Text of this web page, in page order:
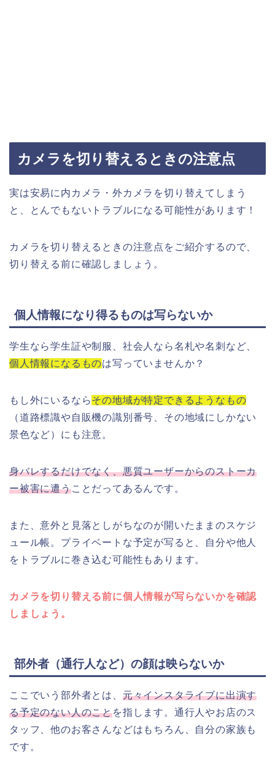
カメラを切り替えるときの注意点
実は安易に内カメラ・外カメラを切り替えてしまう
と、とんでもないトラブルになる可能性があります！
カメラを切り替えるときの注意点をご紹介するので、
切り替える前に確認しましょう。
個人情報になり得るものは写らないか
学生なら学生証や制服、社会人なら名札や名刺など、
個人情報になるものは写っていませんか？
もし外にいるならその地域が特定できるようなもの
（道路標識や自販機の識別番号、その地域にしかない
景色など）にも注意。
身バレするだけでなく、悪質ユーザーからのストーカ
ー被害に遭うことだってあるんです。
また、意外と見落としがちなのが開いたままのスケジ
ュール帳。プライベートな予定が写ると、自分や他人
をトラブルに巻き込む可能性もあります。
カメラを切り替える前に個人情報が写らないかを確認
しましょう。
部外者（通行人など）の顔は映らないか
ここでいう部外者とは、 元々インスタライブに出演す
る予定のない人のことを指します。通行人やお店のス
タッフ、他のお客さんなどはもちろん、自分の家族も
です。